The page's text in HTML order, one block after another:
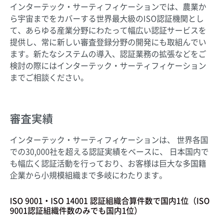
インターテック・サーティフィケーションでは、農業か
ら宇宙までをカバーする世界最大級のISO認証機関とし
て、あらゆる産業分野にわたって幅広い認証サービスを
提供し、常に新しい審査登録分野の開発にも取組んでい
ます。新たなシステムの導入、認証業務の拡張などをご
検討の際にはインターテック・サーティフィケーション
までご相談ください。
審査実績
インターテック・サーティフィケーションは、 世界各国
での30,000社を超える認証実績をベースに、 日本国内で
も幅広く認証活動を行っており、お客様は巨大な多国籍
企業から小規模組織まで多岐にわたります。
ISO 9001・ISO 14001 認証組織合算件数で国内1位（ISO
9001認証組織件数のみでも国内1位）